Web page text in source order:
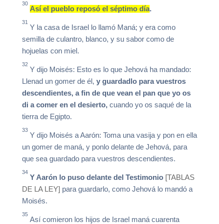
30
Así el pueblo reposó el séptimo día.
31
Y la casa de Israel lo llamó Maná; y era como
semilla de culantro, blanco, y su sabor como de
hojuelas con miel.
32
Y dijo Moisés: Esto es lo que Jehová ha mandado:
Llenad un gomer de él, y guardadlo para vuestros
descendientes, a fin de que vean el pan que yo os
di a comer en el desierto,cuando yo os saqué de la
tierra de Egipto.
33
Y dijo Moisés a Aarón: Toma una vasija y pon en ella
un gomer de maná, y ponlo delante de Jehová, para
que sea guardado para vuestros descendientes.
34
Y Aarón lo puso delante del Testimonio [TABLAS
DE LA LEY] para guardarlo, como Jehová lo mandó a
Moisés.
35
Así comieron los hijos de Israel maná cuarenta